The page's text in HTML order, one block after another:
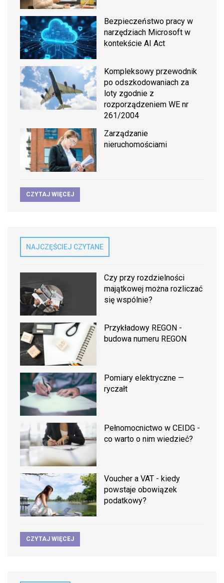
Bezpieczeństwo pracy w
narzędziach Microsoft w
kontekście AI Act
Kompleksowy przewodnik
po odszkodowaniach za
loty zgodnie z
rozporządzeniem WE nr
261/2004
Zarządzanie
nieruchomościami
CZYTAJ WIĘCEJ
NAJCZĘŚCIEJ CZYTANE
Czy przy rozdzielności
majątkowej można rozliczać
się wspólnie?
Przykładowy REGON -
budowa numeru REGON
Pomiary elektryczne —
ryczałt
Pełnomocnictwo w CEIDG -
co warto o nim wiedzieć?
Voucher a VAT - kiedy
powstaje obowiązek
podatkowy?
CZYTAJ WIĘCEJ